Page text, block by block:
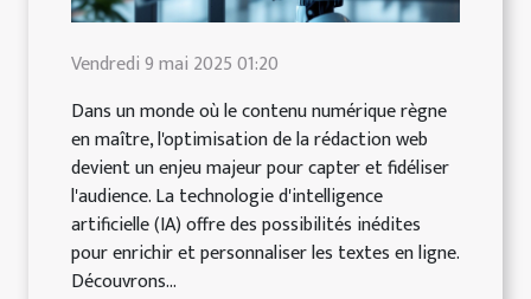
Vendredi 9 mai 2025 01:20
Dans un monde où le contenu numérique règne
en maître, l'optimisation de la rédaction web
devient un enjeu majeur pour capter et fidéliser
l'audience. La technologie d'intelligence
artificielle (IA) offre des possibilités inédites
pour enrichir et personnaliser les textes en ligne.
Découvrons...